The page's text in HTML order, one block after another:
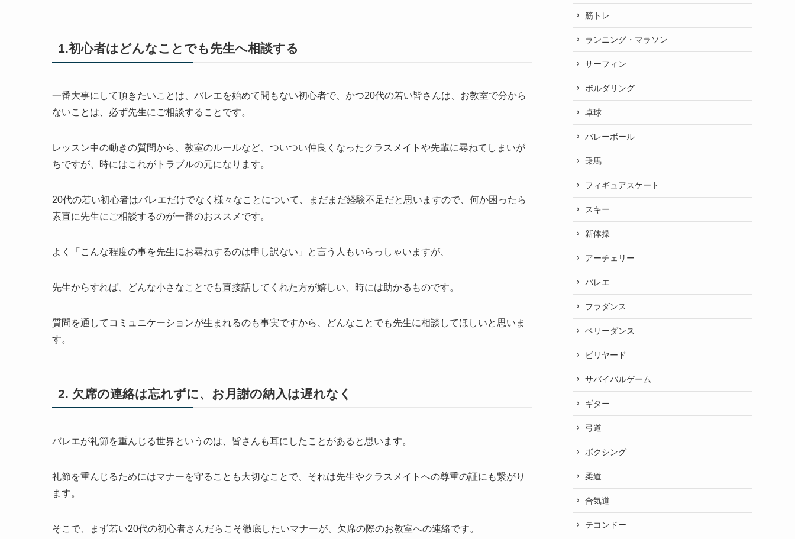
1.初心者はどんなことでも先生へ相談する
一番大事にして頂きたいことは、バレエを始めて間もない初心者で、かつ20代の若い皆さんは、お教室で分から
ないことは、必ず先生にご相談することです。
レッスン中の動きの質問から、教室のルールなど、ついつい仲良くなったクラスメイトや先輩に尋ねてしまいが
ちですが、時にはこれがトラブルの元になります。
20代の若い初心者はバレエだけでなく様々なことについて、まだまだ経験不足だと思いますので、何か困ったら
素直に先生にご相談するのが一番のおススメです。
よく「こんな程度の事を先生にお尋ねするのは申し訳ない」と言う人もいらっしゃいますが、
先生からすれば、どんな小さなことでも直接話してくれた方が嬉しい、時には助かるものです。
質問を通してコミュニケーションが生まれるのも事実ですから、どんなことでも先生に相談してほしいと思いま
す。
2. 欠席の連絡は忘れずに、お月謝の納入は遅れなく
バレエが礼節を重んじる世界というのは、皆さんも耳にしたことがあると思います。
礼節を重んじるためにはマナーを守ることも大切なことで、それは先生やクラスメイトへの尊重の証にも繋がり
ます。
そこで、まず若い20代の初心者さんだらこそ徹底したいマナーが、欠席の際のお教室への連絡です。
筋トレ
ランニング・マラソン
サーフィン
ボルダリング
卓球
バレーボール
乗馬
フィギュアスケート
スキー
新体操
アーチェリー
バレエ
フラダンス
ベリーダンス
ビリヤード
サバイバルゲーム
ギター
弓道
ボクシング
柔道
合気道
テコンドー